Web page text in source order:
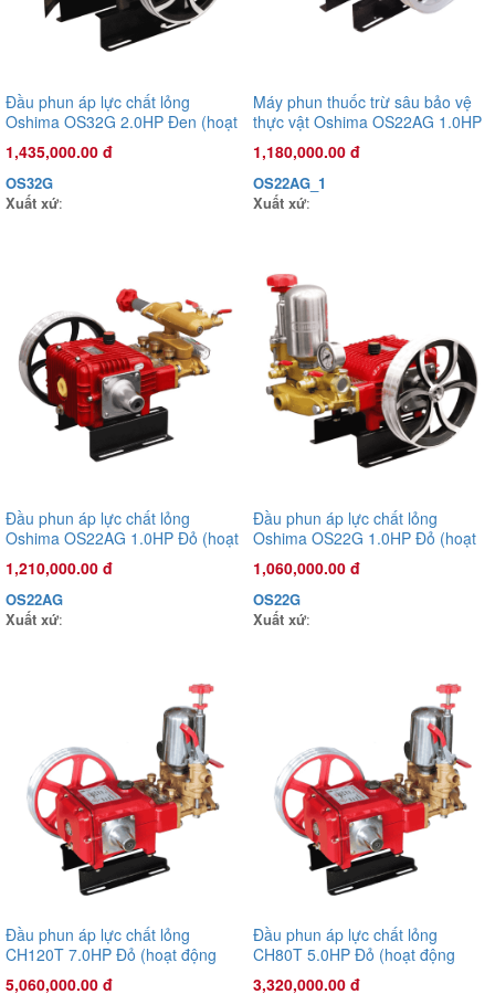
Đầu phun áp lực chất lỏng Oshima OS45ST 2.0HP Xanh đậm
(hoạt động bằng sức kéo động cơ)
5,200,000.00 đ
OS45ST
Xuất xứ
Đầu phun áp lực chất lỏng Oshima OS-35AST 1.0HP Xanh đậm
(hoạt động bằng sức kéo động cơ)
3,925,000.00 đ
OS35AST
Xuất xứ:
Đầu phun áp lực chất lỏng
Oshima OS32G 2.0HP Đen (hoạt
động bằng sức kéo động cơ)
1,435,000.00 đ
OS32G
Xuất xứ:
Máy phun thuốc trừ sâu bảo vệ
thực vật Oshima OS22AG 1.0HP
Xanh (hoạt động bằng sức kéo
động cơ)
1,180,000.00 đ
OS22AG_1
Xuất xứ:
Đầu phun áp lực chất lỏng
Oshima OS22AG 1.0HP Đỏ (hoạt
động bằng sức kéo động cơ)
1,210,000.00 đ
OS22AG
Xuất xứ:
Đầu phun áp lực chất lỏng
Oshima OS22G 1.0HP Đỏ (hoạt
động bằng sức kéo động cơ)
1,060,000.00 đ
OS22G
Xuất xứ:
Đầu phun áp lực chất lỏng
CH120T 7.0HP Đỏ (hoạt động
bằng sức kéo động cơ)
5,060,000.00 đ
Đầu phun áp lực chất lỏng
CH80T 5.0HP Đỏ (hoạt động
bằng sức kéo động cơ)
3,320,000.00 đ